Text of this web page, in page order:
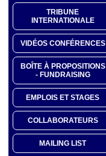
TRIBUNE
INTERNATIONALE
VIDÉOS CONFÉRENCES
BOÎTE À PROPOSITIONS
- FUNDRAISING
EMPLOIS ET STAGES
COLLABORATEURS
MAILING LIST